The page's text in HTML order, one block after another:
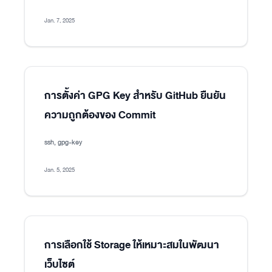
Jan. 7, 2025
การตั้งค่า GPG Key สำหรับ GitHub ยืนยัน
ความถูกต้องของ Commit
ssh, gpg-key
Jan. 5, 2025
การเลือกใช้ Storage ให้เหมาะสมในพัฒนา
เว็บไซต์